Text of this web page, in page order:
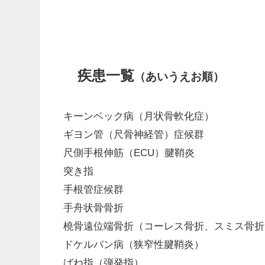
疾患一覧 （あいうえお順）
キーンベック病（月状骨軟化症）
ギヨン管（尺骨神経管）症候群
尺側手根伸筋（ECU）腱鞘炎
突き指
手根管症候群
手舟状骨骨折
橈骨遠位端骨折（コーレス骨折、スミス骨
ドケルバン病（狭窄性腱鞘炎）